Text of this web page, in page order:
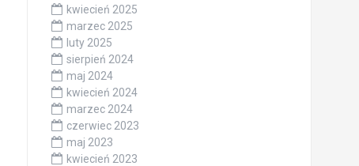
kwiecień 2025
marzec 2025
luty 2025
sierpień 2024
maj 2024
kwiecień 2024
marzec 2024
czerwiec 2023
maj 2023
kwiecień 2023